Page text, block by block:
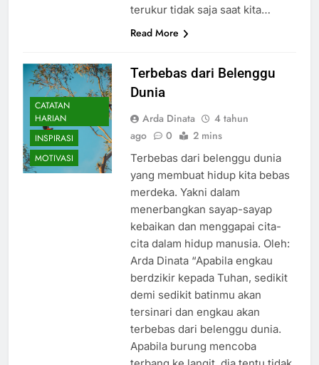
terukur tidak saja saat kita…
Read More
CATATAN
HARIAN
INSPIRASI
MOTIVASI
Terbebas dari Belenggu
Dunia
Arda Dinata
4 tahun
ago
0 2 mins
Terbebas dari belenggu dunia
yang membuat hidup kita bebas
merdeka. Yakni dalam
menerbangkan sayap-sayap
kebaikan dan menggapai cita-
cita dalam hidup manusia. Oleh:
Arda Dinata “Apabila engkau
berdzikir kepada Tuhan, sedikit
demi sedikit batinmu akan
tersinari dan engkau akan
terbebas dari belenggu dunia.
Apabila burung mencoba